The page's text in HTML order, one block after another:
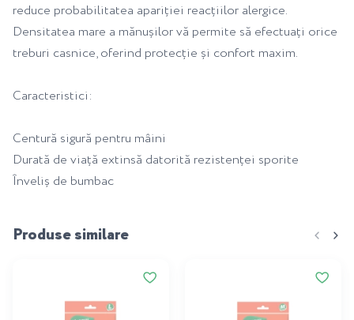
reduce probabilitatea apariției reacțiilor alergice.
Densitatea mare a mănușilor vă permite să efectuați orice
treburi casnice, oferind protecție și confort maxim.
Caracteristici:
Centură sigură pentru mâini
Durată de viață extinsă datorită rezistenței sporite
Înveliș de bumbac
Produse similare